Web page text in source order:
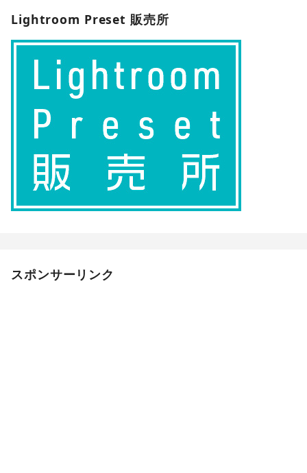
Lightroom Preset 販売所
スポンサーリンク